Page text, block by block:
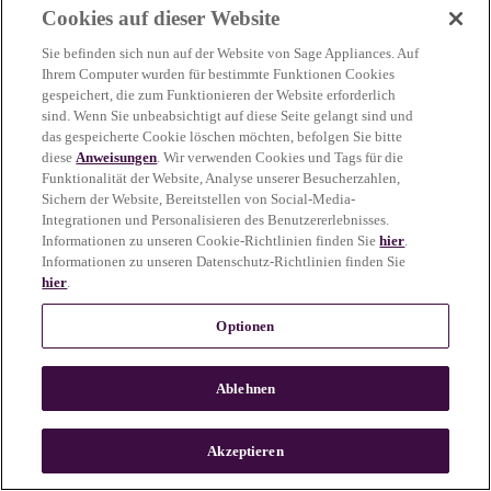
more information)
n
Cookies auf dieser Website
Sie befinden sich nun auf der Website von Sage Appliances. Auf
Ihrem Computer wurden für bestimmte Funktionen Cookies
gespeichert, die zum Funktionieren der Website erforderlich
sind. Wenn Sie unbeabsichtigt auf diese Seite gelangt sind und
das gespeicherte Cookie löschen möchten, befolgen Sie bitte
dieseAnweisungen. Wir verwenden Cookies und Tags für die
Funktionalität der Website, Analyse unserer Besucherzahlen,
Sichern der Website, Bereitstellen von Social-Media-
Integrationen und Personalisieren des Benutzererlebnisses.
Informationen zu unseren Cookie-Richtlinien finden Siehier.
Informationen zu unseren Datenschutz-Richtlinien finden Sie
hier.
Optionen
Ablehnen
Akzeptieren